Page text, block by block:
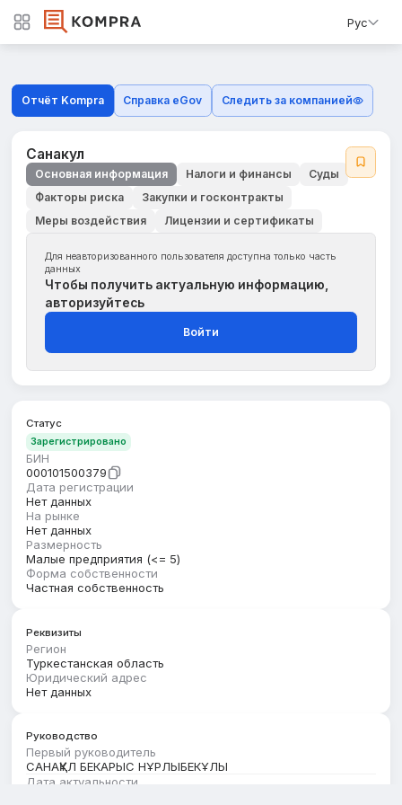
Рус
Отчёт Kompra Справка eGov Следить за компанией
Санакул
Основная информация Налоги и финансы
Суды
Факторы риска
Закупки и госконтракты
Меры воздействия
Лицензии и сертификаты
Для неавторизованного пользователя доступна только часть
данных
Чтобы получить актуальную информацию,
авторизуйтесь
Войти
Статус
Зарегистрировано
БИН
000101500379
Дата регистрации
Нет данных
На рынке
Нет данных
Размерность
Малые предприятия (<= 5)
Форма собственности
Частная собственность
Реквизиты
Регион
Туркестанская область
Юридический адрес
Нет данных
Руководство
Первый руководитель
САНАҚҰЛ БЕКАРЫС НҰРЛЫБЕКҰЛЫ
Дата актуальности